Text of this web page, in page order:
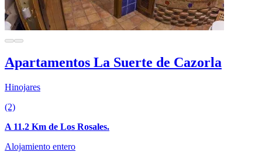
Apartamentos La Suerte de Cazorla
Hinojares
(2)
A 11.2 Km de Los Rosales.
Alojamiento entero